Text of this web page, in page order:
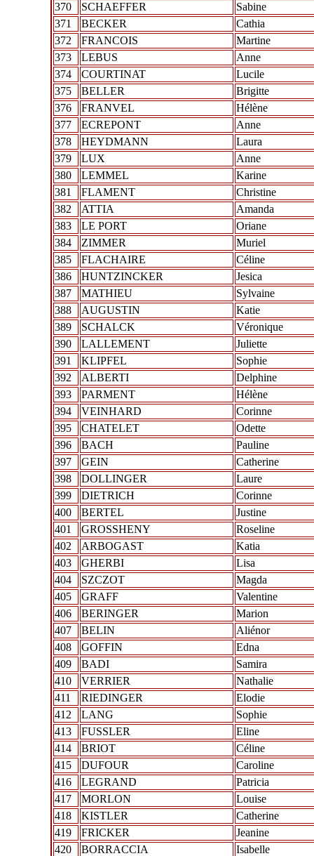
370
SCHAEFFER
Sabine
371
BECKER
Cathia
372
FRANCOIS
Martine
373
LEBUS
Anne
374
COURTINAT
Lucile
375
BELLER
Brigitte
376
FRANVEL
Hélène
377
ECREPONT
Anne
378
HEYDMANN
Laura
379
LUX
Anne
380
LEMMEL
Karine
381
FLAMENT
Christine
382
ATTIA
Amanda
383
LE PORT
Oriane
384
ZIMMER
Muriel
385
FLACHAIRE
Céline
386
HUNTZINCKER
Jesica
387
MATHIEU
Sylvaine
388
AUGUSTIN
Katie
389
SCHALCK
Véronique
390
LALLEMENT
Juliette
391
KLIPFEL
Sophie
392
ALBERTI
Delphine
393
PARMENT
Hélène
394
VEINHARD
Corinne
395
CHATELET
Odette
396
BACH
Pauline
397
GEIN
Catherine
398
DOLLINGER
Laure
399
DIETRICH
Corinne
400
BERTEL
Justine
401
GROSSHENY
Roseline
402
ARBOGAST
Katia
403
GHERBI
Lisa
404
SZCZOT
Magda
405
GRAFF
Valentine
406
BERINGER
Marion
407
BELIN
Aliénor
408
GOFFIN
Edna
409
BADI
Samira
410
VERRIER
Nathalie
411
RIEDINGER
Elodie
412
LANG
Sophie
413
FUSSLER
Eline
414
BRIOT
Céline
415
DUFOUR
Caroline
416
LEGRAND
Patricia
417
MORLON
Louise
418
KISTLER
Catherine
419
FRICKER
Jeanine
420
BORRACCIA Isabelle